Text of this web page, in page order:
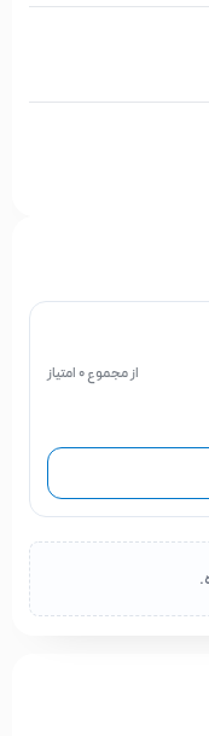
از مجموع 0 امتیاز